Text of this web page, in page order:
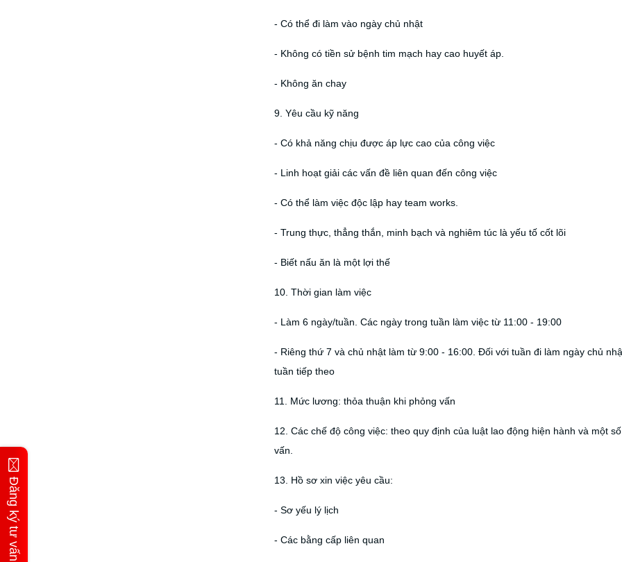
- Có thể đi làm vào ngày chủ nhật
- Không có tiền sử bệnh tim mạch hay cao huyết áp.
- Không ăn chay
9. Yêu cầu kỹ năng
- Có khả năng chịu được áp lực cao của công việc
- Linh hoạt giải các vấn đề liên quan đến công việc
- Có thể làm việc độc lập hay team works.
- Trung thực, thẳng thắn, minh bạch và nghiêm túc là yếu tố cốt lõi
- Biết nấu ăn là một lợi thế
10. Thời gian làm việc
- Làm 6 ngày/tuần. Các ngày trong tuần làm việc từ 11:00 - 19:00
- Riêng thứ 7 và chủ nhật làm từ 9:00 - 16:00. Đối với tuần đi làm ngày chủ
tuần tiếp theo
11. Mức lương: thỏa thuận khi phỏng vấn
12. Các chế độ công việc: theo quy định của luật lao động hiện hành và một
vấn.
13. Hồ sơ xin việc yêu cầu:
- Sơ yếu lý lịch
- Các bằng cấp liên quan
Đăng ký tư vấn